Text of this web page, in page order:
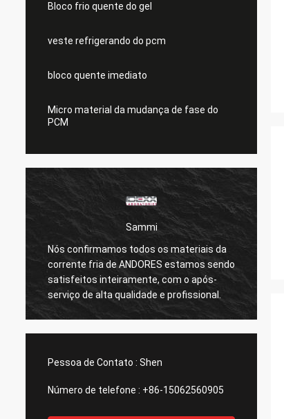
Bloco frio quente do gel
veste refrigerando do pcm
bloco quente imediato
Micro material da mudança de fase do
PCM
Sammi
Nós confirmamos todos os materiais da
corrente fria de ANDORES estamos sendo
satisfeitos inteiramente, com o após-
serviço de alta qualidade e profissional.
Pessoa de Contato : Shen
Número de telefone : +86-15062560905